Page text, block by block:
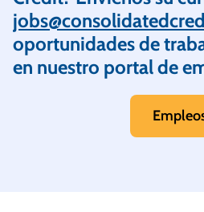
oportunidades de
en nuestro portal de